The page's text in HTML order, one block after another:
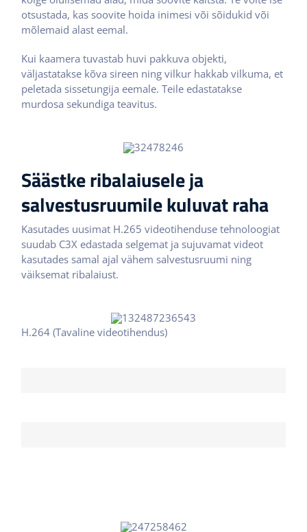
otsustada, kas soovite hoida inimesi või sõidukid või
mõlemaid alast eemal.
Kui kaamera tuvastab huvi pakkuva objekti,
väljastatakse kõva sireen ning vilkur hakkab vilkuma, et
peletada sissetungija eemale. Teile edastatakse
murdosa sekundiga teavitus.
Säästke ribalaiusele ja
salvestusruumile kuluvat raha
Kasutades uusimat H.265 videotihenduse tehnoloogiat
suudab C3X edastada selgemat ja sujuvamat videot
kasutades samal ajal vähem salvestusruumi ning
väiksemat ribalaiust.
H.264 (Tavaline videotihendus)